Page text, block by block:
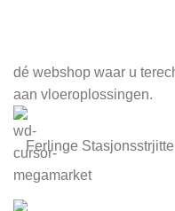
dé webshop waar u
aan vloeroplossingen.
Ferlinge